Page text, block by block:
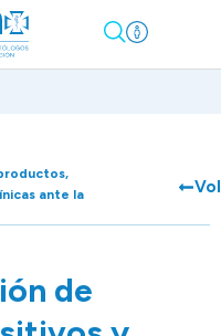
ante la
de